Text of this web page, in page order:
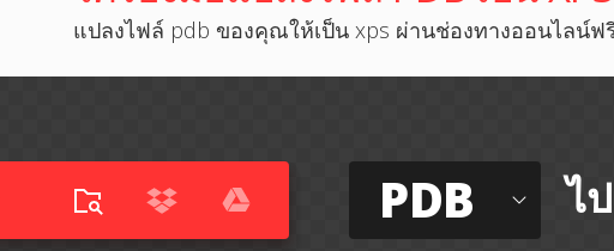
แปลงไฟล์ pdb ของคุณให้เป็น xps ผ่านช่องทางออนไลน์ฟ
PDB ไ